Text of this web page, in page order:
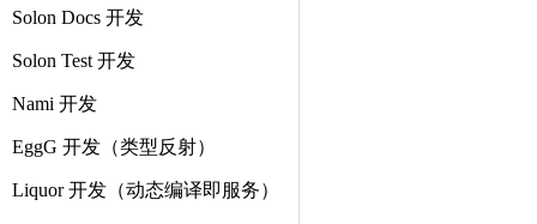
Solon Docs 开发
Solon Test 开发
Nami 开发
EggG 开发（类型反射）
Liquor 开发（动态编译即服务）